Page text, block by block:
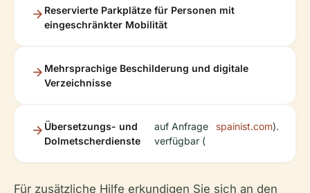
Reservierte Parkplätze für Personen mit
eingeschränkter Mobilität
Mehrsprachige Beschilderung und digitale
Verzeichnisse
Übersetzungs- und
Dolmetscherdienste
auf Anfrage
verfügbar (
spainist.com).
Für zusätzliche Hilfe erkundigen Sie sich an den